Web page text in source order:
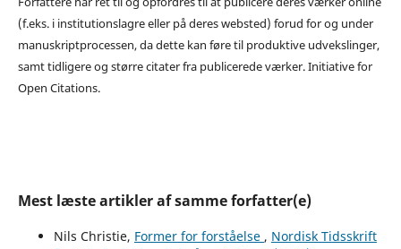
(f.eks. i institutionslagre eller på deres websted) forud for og under
manuskriptprocessen, da dette kan føre til produktive udvekslinger,
samt tidligere og større citater fra publicerede værker. Initiative for
Open Citations.
Mest læste artikler af samme forfatter(e)
Nils Christie, Former for forståelse , Nordisk Tidsskrift